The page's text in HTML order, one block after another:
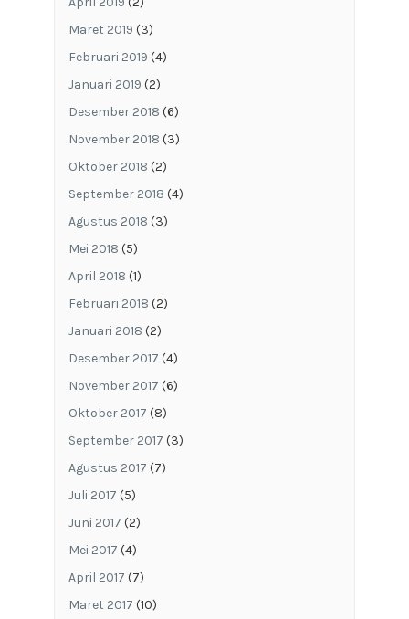
Maret 2019 (3)
Februari 2019 (4)
Januari 2019 (2)
Desember 2018 (6)
November 2018 (3)
Oktober 2018 (2)
September 2018 (4)
Agustus 2018 (3)
Mei 2018 (5)
April 2018 (1)
Februari 2018 (2)
Januari 2018 (2)
Desember 2017 (4)
November 2017 (6)
Oktober 2017 (8)
September 2017 (3)
Agustus 2017 (7)
Juli 2017 (5)
Juni 2017 (2)
Mei 2017 (4)
April 2017 (7)
Maret 2017 (10)